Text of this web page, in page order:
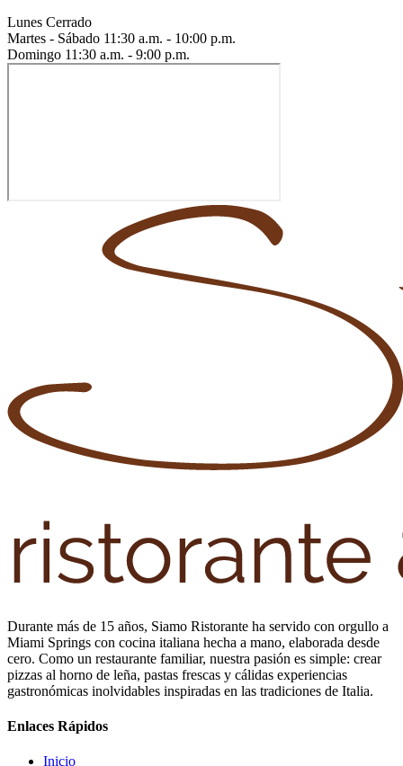
Lunes Cerrado
Martes - Sábado 11:30 a.m. - 10:00 p.m.
Domingo 11:30 a.m. - 9:00 p.m.
Durante más de 15 años, Siamo Ristorante ha servido con orgullo a
Miami Springs con cocina italiana hecha a mano, elaborada desde
cero. Como un restaurante familiar, nuestra pasión es simple: crear
pizzas al horno de leña, pastas frescas y cálidas experiencias
gastronómicas inolvidables inspiradas en las tradiciones de Italia.
Enlaces Rápidos
Inicio